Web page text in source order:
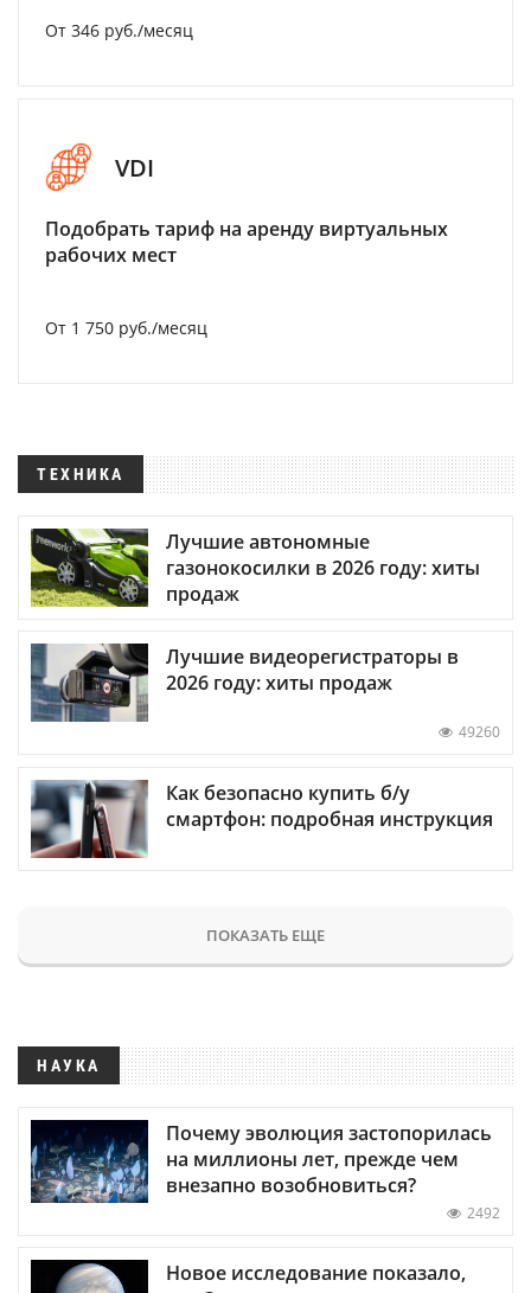
От 346 руб./месяц
VDI
Подобрать тариф на аренду виртуальных
рабочих мест
От 1 750 руб./месяц
ТЕХНИКА
Лучшие автономные
газонокосилки в 2026 году: хиты
продаж
Лучшие видеорегистраторы в
2026 году: хиты продаж
49260
Как безопасно купить б/у
смартфон: подробная инструкция
ПОКАЗАТЬ ЕЩЕ
НАУКА
Почему эволюция застопорилась
на миллионы лет, прежде чем
внезапно возобновиться?
2492
Новое исследование показало,